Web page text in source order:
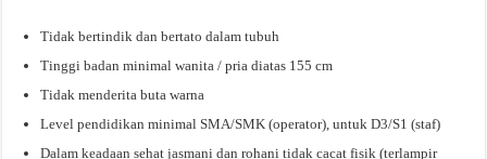
Tidak bertindik dan bertato dalam tubuh
Tinggi badan minimal wanita / pria diatas 155 cm
Tidak menderita buta warna
Level pendidikan minimal SMA/SMK (operator), untuk D3/S1 (staf)
Dalam keadaan sehat jasmani dan rohani tidak cacat fisik (terlampir